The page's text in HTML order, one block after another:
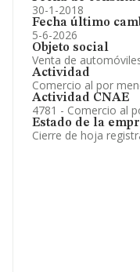
30-1-2018
Fecha último
5-6-2026
Objeto social
Venta de
Actividad
Comercio al por
Actividad CNAE
4781 - Comercio al
Estado de la
Cierre de hoja